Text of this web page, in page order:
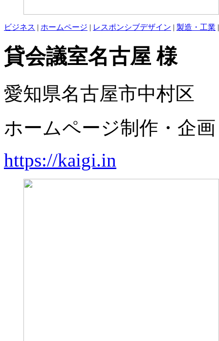
ビジネス | ホームページ | レスポンシブデザイン | 製造・工業
貸会議室名古屋 様
愛知県名古屋市中村区
ホームページ制作・企
https://kaigi.in